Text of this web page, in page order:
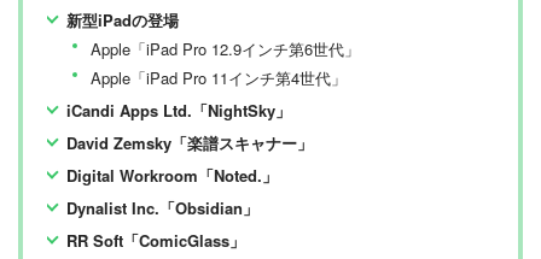
新型iPadの登場
Apple「iPad Pro 12.9インチ第6世代」
Apple「iPad Pro 11インチ第4世代」
iCandi Apps Ltd.「NightSky」
David Zemsky「楽譜スキャナー」
Digital Workroom「Noted.」
Dynalist Inc.「Obsidian」
RR Soft「ComicGlass」